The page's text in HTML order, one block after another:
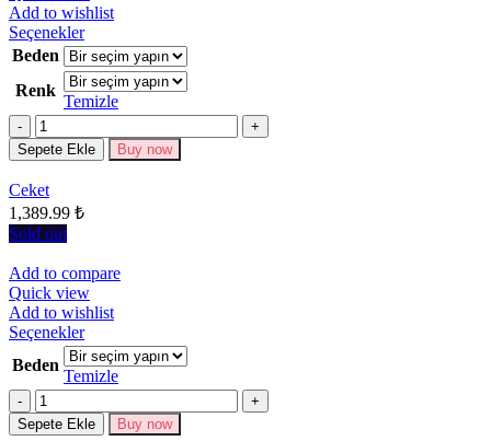
Add to wishlist
SeçeneklerBu
ürünün
birden
fazla
varyasyonu
Seçenekler
seçilebilir
Beden
Renk
Temizle
Miktar
Sepete Ekle Buy now
Ceket
1,389.99 ₺
Sold out
Add to compare
Quick view
Add to wishlist
SeçeneklerBu
ürünün
birden
fazla
varyasyonu
var.
Beden
Temizle
Miktar
Sepete Ekle Buy now